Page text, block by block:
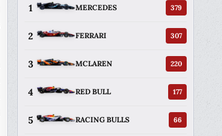
1 MERCEDES 379
2 FERRARI 307
3 MCLAREN 220
4 RED BULL 177
5 RACING BULLS 66